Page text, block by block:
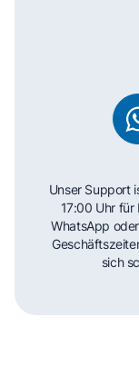
Unser Support
17:00 Uhr für
WhatsApp
sich